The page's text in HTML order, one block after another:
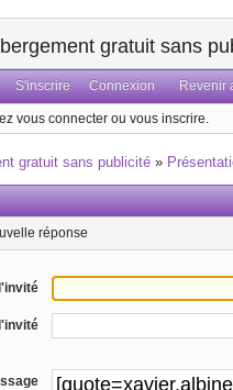
gratuit sans
S'inscrire Connexion Revenir
vous connecter ou vous inscrire.
gratuit sans publicité »
réponse